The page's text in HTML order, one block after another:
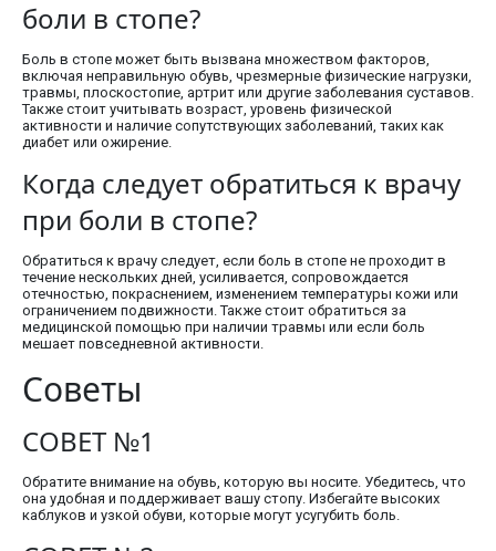
боли в стопе?
Боль в стопе может быть вызвана множеством факторов,
включая неправильную обувь, чрезмерные физические нагрузки,
травмы, плоскостопие, артрит или другие заболевания суставов.
Также стоит учитывать возраст, уровень физической
активности и наличие сопутствующих заболеваний, таких как
диабет или ожирение.
Когда следует обратиться к врачу
при боли в стопе?
Обратиться к врачу следует, если боль в стопе не проходит в
течение нескольких дней, усиливается, сопровождается
отечностью, покраснением, изменением температуры кожи или
ограничением подвижности. Также стоит обратиться за
медицинской помощью при наличии травмы или если боль
мешает повседневной активности.
Советы
СОВЕТ №1
Обратите внимание на обувь, которую вы носите. Убедитесь, что
она удобная и поддерживает вашу стопу. Избегайте высоких
каблуков и узкой обуви, которые могут усугубить боль.